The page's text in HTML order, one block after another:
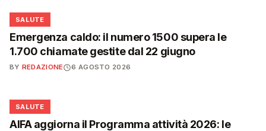
❤️
SALUTE
Emergenza caldo: il numero 1500 supera le
1.700 chiamate gestite dal 22 giugno
BY REDAZIONE 6 AGOSTO 2026
❤️
SALUTE
AIFA aggiorna il Programma attività 2026: le